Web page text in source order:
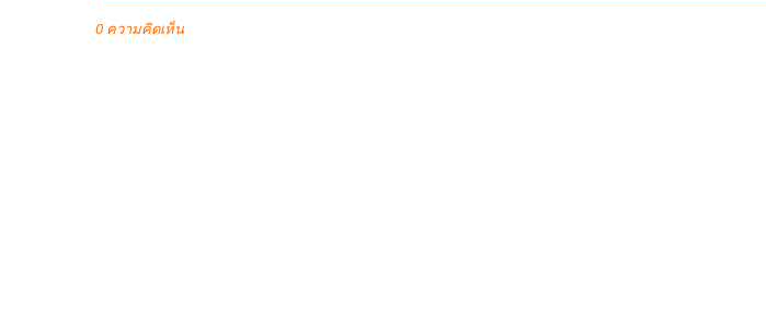
0 ความคิดเห็น